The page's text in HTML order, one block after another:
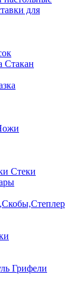
для
Стакан
Стеки
Грифели